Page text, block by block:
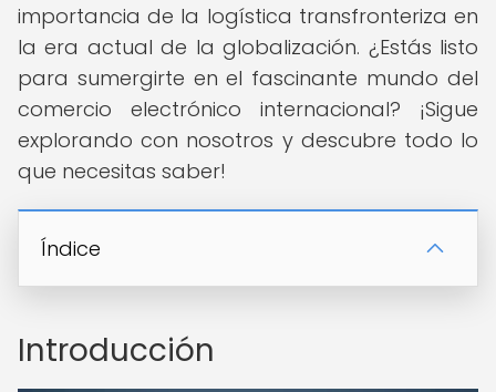
importancia de la logística transfronteriza en
la era actual de la globalización. ¿Estás listo
para sumergirte en el fascinante mundo del
comercio electrónico internacional? ¡Sigue
explorando con nosotros y descubre todo lo
que necesitas saber!
Índice
Introducción